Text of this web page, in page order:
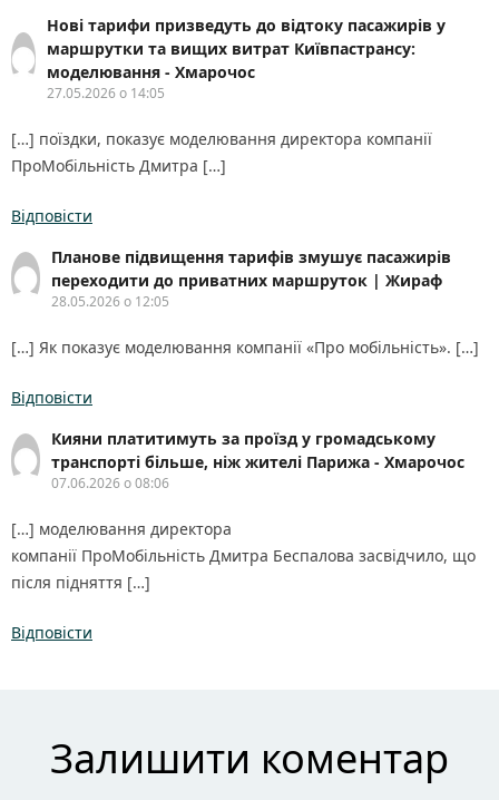
Нові тарифи призведуть до відтоку пасажирів у
маршрутки та вищих витрат Київпастрансу:
моделювання - Хмарочос
27.05.2026 о 14:05
[…] поїздки, показує моделювання директора компанії
ПроМобільність Дмитра […]
Відповісти
Планове підвищення тарифів змушує пасажирів
переходити до приватних маршруток | Жираф
28.05.2026 о 12:05
[…] Як показує моделювання компанії «Про мобільність». […]
Відповісти
Кияни платитимуть за проїзд у громадському
транспорті більше, ніж жителі Парижа - Хмарочос
07.06.2026 о 08:06
[…] моделювання директора
компанії ПроМобільність Дмитра Беспалова засвідчило, що
після підняття […]
Відповісти
Залишити коментар